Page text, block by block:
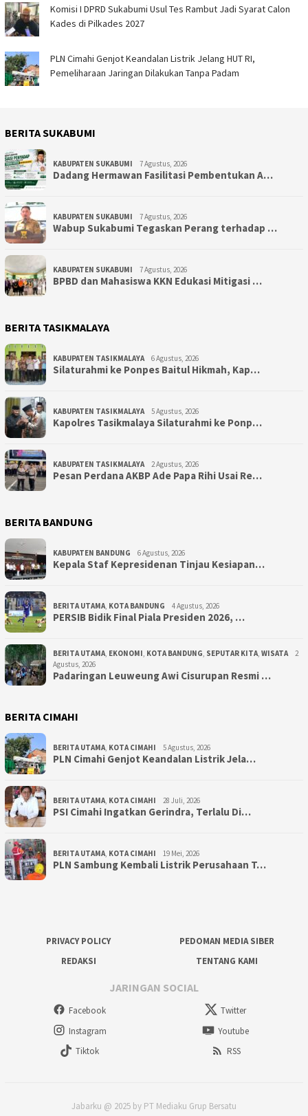
Komisi I DPRD Sukabumi Usul Tes Rambut Jadi Syarat Calon
Kades di Pilkades 2027
PLN Cimahi Genjot Keandalan Listrik Jelang HUT RI,
Pemeliharaan Jaringan Dilakukan Tanpa Padam
BERITA SUKABUMI
KABUPATEN SUKABUMI 7 Agustus, 2026
Dadang Hermawan Fasilitasi Pembentukan A…
KABUPATEN SUKABUMI 7 Agustus, 2026
Wabup Sukabumi Tegaskan Perang terhadap …
KABUPATEN SUKABUMI 7 Agustus, 2026
BPBD dan Mahasiswa KKN Edukasi Mitigasi …
BERITA TASIKMALAYA
KABUPATEN TASIKMALAYA 6 Agustus, 2026
Silaturahmi ke Ponpes Baitul Hikmah, Kap…
KABUPATEN TASIKMALAYA 5 Agustus, 2026
Kapolres Tasikmalaya Silaturahmi ke Ponp…
KABUPATEN TASIKMALAYA 2 Agustus, 2026
Pesan Perdana AKBP Ade Papa Rihi Usai Re…
BERITA BANDUNG
KABUPATEN BANDUNG 6 Agustus, 2026
Kepala Staf Kepresidenan Tinjau Kesiapan…
BERITA UTAMA KOTA BANDUNG 4 Agustus, 2026
PERSIB Bidik Final Piala Presiden 2026, …
BERITA UTAMA EKONOMI KOTA BANDUNG SEPUTAR KITA WISATA
2
Agustus, 2026
Padaringan Leuweung Awi Cisurupan Resmi …
BERITA CIMAHI
BERITA UTAMA KOTA CIMAHI 5 Agustus, 2026
PLN Cimahi Genjot Keandalan Listrik Jela…
BERITA UTAMA KOTA CIMAHI 28 Juli, 2026
PSI Cimahi Ingatkan Gerindra, Terlalu Di…
BERITA UTAMA KOTA CIMAHI 19 Mei, 2026
PLN Sambung Kembali Listrik Perusahaan T…
PRIVACY POLICY
PEDOMAN MEDIA SIBER
REDAKSI
TENTANG KAMI
JARINGAN SOCIAL
Facebook
Twitter
Instagram
Youtube
Tiktok
RSS
Jabarku @ 2025 by PT Mediaku Grup Bersatu